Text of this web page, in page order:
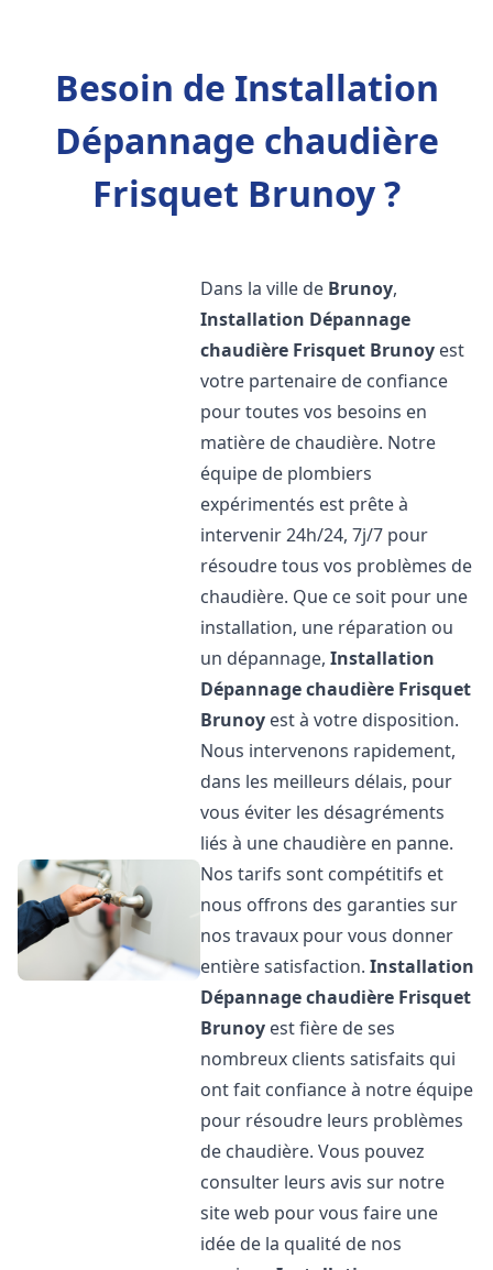
Besoin de Installation
Dépannage chaudière
Frisquet Brunoy ?
Dans la ville de Brunoy,
Installation Dépannage
chaudière Frisquet Brunoy est
votre partenaire de confiance
pour toutes vos besoins en
matière de chaudière. Notre
équipe de plombiers
expérimentés est prête à
intervenir 24h/24, 7j/7 pour
résoudre tous vos problèmes de
chaudière. Que ce soit pour une
installation, une réparation ou
un dépannage,Installation
Dépannage chaudière Frisquet
Brunoy est à votre disposition.
Nous intervenons rapidement,
dans les meilleurs délais, pour
vous éviter les désagréments
liés à une chaudière en panne.
Nos tarifs sont compétitifs et
nous offrons des garanties sur
nos travaux pour vous donner
entière satisfaction.Installation
Dépannage chaudière Frisquet
Brunoy est fière de ses
nombreux clients satisfaits qui
ont fait confiance à notre équipe
pour résoudre leurs problèmes
de chaudière. Vous pouvez
consulter leurs avis sur notre
site web pour vous faire une
idée de la qualité de nos